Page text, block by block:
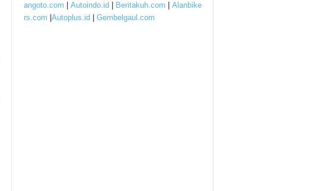
angoto.com
Autoindo.id Beritakuh.com
Alanbike
rs.com Autoplus.id Gembelgaul.com